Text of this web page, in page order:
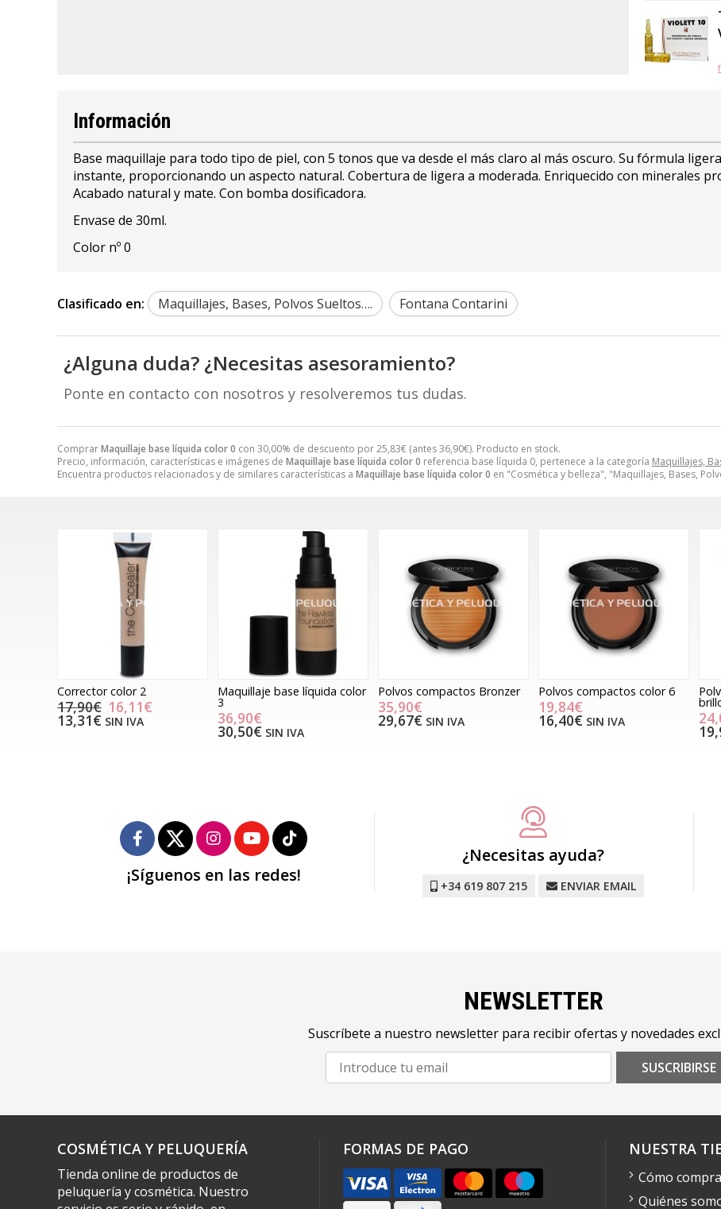
ComprarMaquillaje base líquida color 0 con 30,00% de descuento por25,83€ (antes36,90€). Producto en stock.
Precio, información, características e imágenes de Maquillaje base líquida color 0 referencia base líquida 0, pertenece a la categoría Maquillajes,
Encuentra productos relacionados y de similares características a Maquillaje base líquida color 0 en "Cosmética y belleza", "Maquillajes, Bases,
Información
Base maquillaje para todo tipo de piel, con 5 tonos que va desde el más claro al más oscuro. Su fórmula
instante, proporcionando un aspecto natural. Cobertura de ligera a moderada. Enriquecido con minerales
Acabado natural y mate. Con bomba dosificadora.
Envase de 30ml.
Color nº 0
Clasificado en: Maquillajes, Bases, Polvos Sueltos…. Fontana Contarini
¿Alguna duda? ¿Necesitas asesoramiento?
Ponte en contacto con nosotros y resolveremos tus dudas.
Corrector color 2
17,90€ 16,11€
13,31€ SIN IVA
Maquillaje base líquida color
3
36,90€
30,50€ SIN IVA
Polvos compactos Bronzer
35,90€
29,67€ SIN IVA
Polvos compactos color 6
19,84€
16,40€ SIN IVA
¡Síguenos en las redes!
¿Necesitas ayuda?
+34 619 807 215 ENVIAR EMAIL
NEWSLETTER
Suscríbete a nuestro newsletter para recibir ofertas y novedades
SUSCRIBIRSE
COSMÉTICA Y PELUQUERÍA
Tienda online de productos de
peluquería y cosmética. Nuestro
FORMAS DE PAGO NUESTRA
Cómo
Quiénes